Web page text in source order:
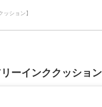
ッション】
ーインククッション